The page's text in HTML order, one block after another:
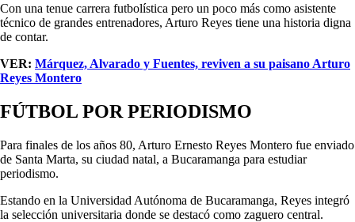
Con una tenue carrera futbolística pero un poco más como asistente
técnico de grandes entrenadores, Arturo Reyes tiene una historia digna
de contar.
VER: Márquez, Alvarado y Fuentes, reviven a su paisano Arturo
Reyes Montero
FÚTBOL POR PERIODISMO
Para finales de los años 80, Arturo Ernesto Reyes Montero fue enviado
de Santa Marta, su ciudad natal, a Bucaramanga para estudiar
periodismo.
Estando en la Universidad Autónoma de Bucaramanga, Reyes integró
la selección universitaria donde se destacó como zaguero central.